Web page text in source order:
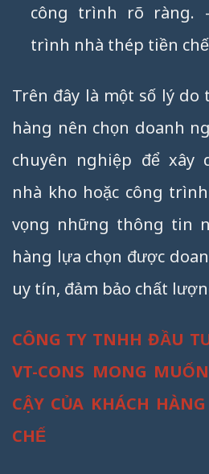
công trình rõ ràng.
trình nhà thép tiền chế
Trên đây là một số lý do
hàng nên chọn doanh
chuyên nghiệp để xây
nhà kho hoặc công
vọng những thông tin
hàng lựa chọn được
uy tín, đảm bảo chất
CÔNG TY TNHH ĐẦU
VT-CONS MONG
CẬY CỦA KHÁCH
CHẾ